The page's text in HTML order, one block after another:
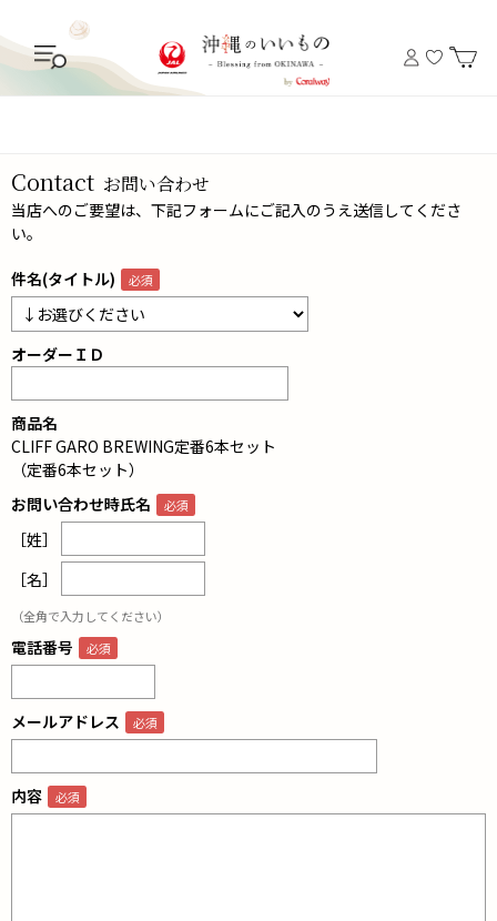
Contact お問い合わせ
当店へのご要望は、下記フォームにご記入のうえ送信してくださ
い。
件名(タイトル)
オーダーＩＤ
商品名
CLIFF GARO BREWING定番6本セット
（定番6本セット）
お問い合わせ時氏名
［姓］
［名］
（全角で入力してください）
電話番号
メールアドレス
内容